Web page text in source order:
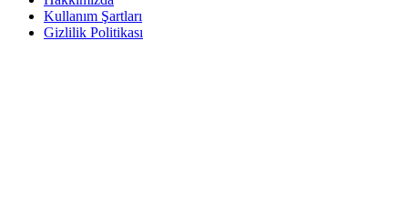
Kullanım Şartları
Gizlilik Politikası